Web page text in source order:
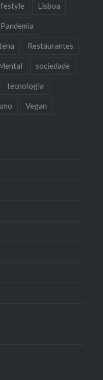
Lisboa
Pandemia
Restaurantes
sociedade
tecnologia
Vegan